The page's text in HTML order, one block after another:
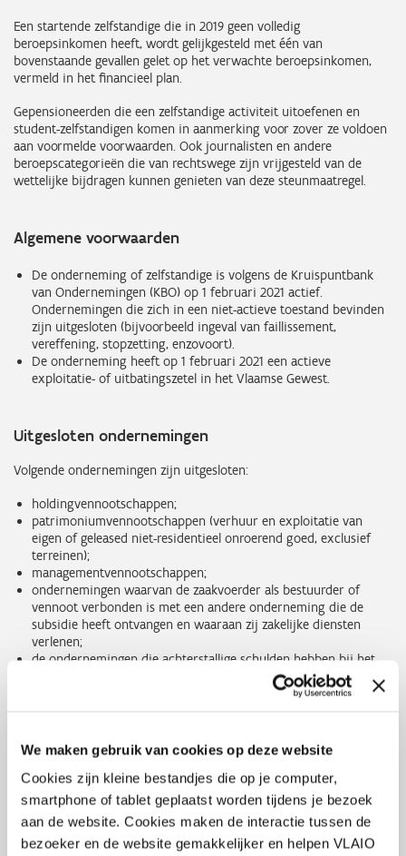
We maken gebruik van cookies op deze website
Cookies zijn kleine bestandjes die op je computer,
smartphone of tablet geplaatst worden tijdens je bezoek
aan de website. Cookies maken de interactie tussen de
bezoeker en de website gemakkelijker en helpen VLAIO
Een startende zelfstandige die in 2019 geen volledig
beroepsinkomen heeft, wordt gelijkgesteld met één van
bovenstaande gevallen gelet op het verwachte beroepsinkomen,
vermeld in het financieel plan.
Gepensioneerden die een zelfstandige activiteit uitoefenen en
student-zelfstandigen komen in aanmerking voor zover ze voldoen
aan voormelde voorwaarden. Ook journalisten en andere
beroepscategorieën die van rechtswege zijn vrijgesteld van de
wettelijke bijdragen kunnen genieten van deze steunmaatregel.
Algemene voorwaarden
De onderneming of zelfstandige is volgens de Kruispuntbank
van Ondernemingen (KBO) op 1 februari 2021 actief.
Ondernemingen die zich in een niet-actieve toestand bevinden
zijn uitgesloten (bijvoorbeeld ingeval van faillissement,
vereffening, stopzetting, enzovoort).
De onderneming heeft op 1 februari 2021 een actieve
exploitatie- of uitbatingszetel in het Vlaamse Gewest.
Uitgesloten ondernemingen
Volgende ondernemingen zijn uitgesloten:
holdingvennootschappen;
patrimoniumvennootschappen (verhuur en exploitatie van
eigen of geleased niet-residentieel onroerend goed, exclusief
terreinen);
managementvennootschappen;
ondernemingen waarvan de zaakvoerder als bestuurder of
vennoot verbonden is met een andere onderneming die de
subsidie heeft ontvangen en waaraan zij zakelijke diensten
verlenen;
de ondernemingen die achterstallige schulden hebben bij het
Agentschap Innoveren & Ondernemen naar aanleiding van een
terugvordering van een onterecht ontvangen corona
beschermingsmechanisme;
de ondernemingen die op 1 februari 2021 nog niet opgestart
waren en niet beschikten over een actieve exploitatiezetel in
het Vlaamse Gewest overeenkomstig de Kruispuntbank van
Ondernemingen;
middelgrote en grote ondernemingen die reeds op 31 december
2019 in moeilijkheden waren, zoals vermeld in lid 22, c, en c bis,